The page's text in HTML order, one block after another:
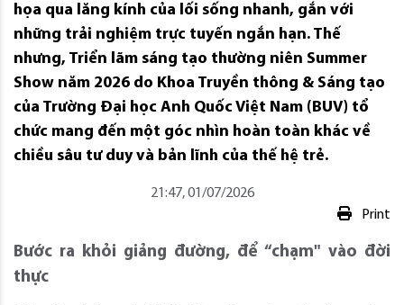
họa qua lăng kính của lối sống nhanh, gắn với
những trải nghiệm trực tuyến ngắn hạn. Thế
nhưng, Triển lãm sáng tạo thường niên Summer
Show năm 2026 do Khoa Truyền thông & Sáng tạo
của Trường Đại học Anh Quốc Việt Nam (BUV) tổ
chức mang đến một góc nhìn hoàn toàn khác về
chiều sâu tư duy và bản lĩnh của thế hệ trẻ.
21:47, 01/07/2026
Print
Bước ra khỏi giảng đường, để “chạm" vào đời
thực